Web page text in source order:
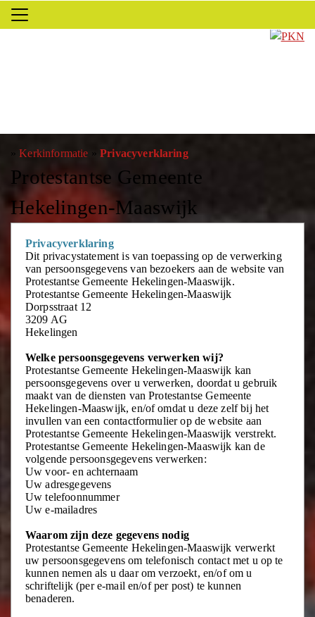
»Kerkinformatie »Privacyverklaring
Protestantse Gemeente
Hekelingen-Maaswijk
Privacyverklaring
Dit privacystatement is van toepassing op de verwerking
van persoonsgegevens van bezoekers aan de website van
Protestantse Gemeente Hekelingen-Maaswijk.
Protestantse Gemeente Hekelingen-Maaswijk
Dorpsstraat 12
3209 AG
Hekelingen
Welke persoonsgegevens verwerken wij?
Protestantse Gemeente Hekelingen-Maaswijk kan
persoonsgegevens over u verwerken, doordat u gebruik
maakt van de diensten van Protestantse Gemeente
Hekelingen-Maaswijk, en/of omdat u deze zelf bij het
invullen van een contactformulier op de website aan
Protestantse Gemeente Hekelingen-Maaswijk verstrekt.
Protestantse Gemeente Hekelingen-Maaswijk kan de
volgende persoonsgegevens verwerken:
Uw voor- en achternaam
Uw adresgegevens
Uw telefoonnummer
Uw e-mailadres
Waarom zijn deze gegevens nodig
Protestantse Gemeente Hekelingen-Maaswijk verwerkt
uw persoonsgegevens om telefonisch contact met u op te
kunnen nemen als u daar om verzoekt, en/of om u
schriftelijk (per e-mail en/of per post) te kunnen
benaderen.